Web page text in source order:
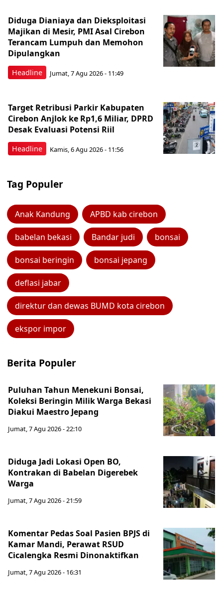
Headline
Diduga Dianiaya dan Dieksploitasi
Majikan di Mesir, PMI Asal Cirebon
Terancam Lumpuh dan Memohon
Dipulangkan
Jumat, 7 Agu 2026 - 11:49
Headline
Target Retribusi Parkir Kabupaten
Cirebon Anjlok ke Rp1,6 Miliar, DPRD
Desak Evaluasi Potensi Riil
Kamis, 6 Agu 2026 - 11:56
Tag Populer
Anak Kandung APBD kab cirebon
babelan bekasi Bandar judi bonsai
bonsai beringin bonsai jepang
deflasi jabar
direktur dan dewas BUMD kota cirebon
ekspor impor
Berita Populer
Puluhan Tahun Menekuni Bonsai,
Koleksi Beringin Milik Warga Bekasi
Diakui Maestro Jepang
Jumat, 7 Agu 2026 - 22:10
Diduga Jadi Lokasi Open BO,
Kontrakan di Babelan Digerebek
Warga
Jumat, 7 Agu 2026 - 21:59
Komentar Pedas Soal Pasien BPJS di
Kamar Mandi, Perawat RSUD
Cicalengka Resmi Dinonaktifkan
Jumat, 7 Agu 2026 - 16:31